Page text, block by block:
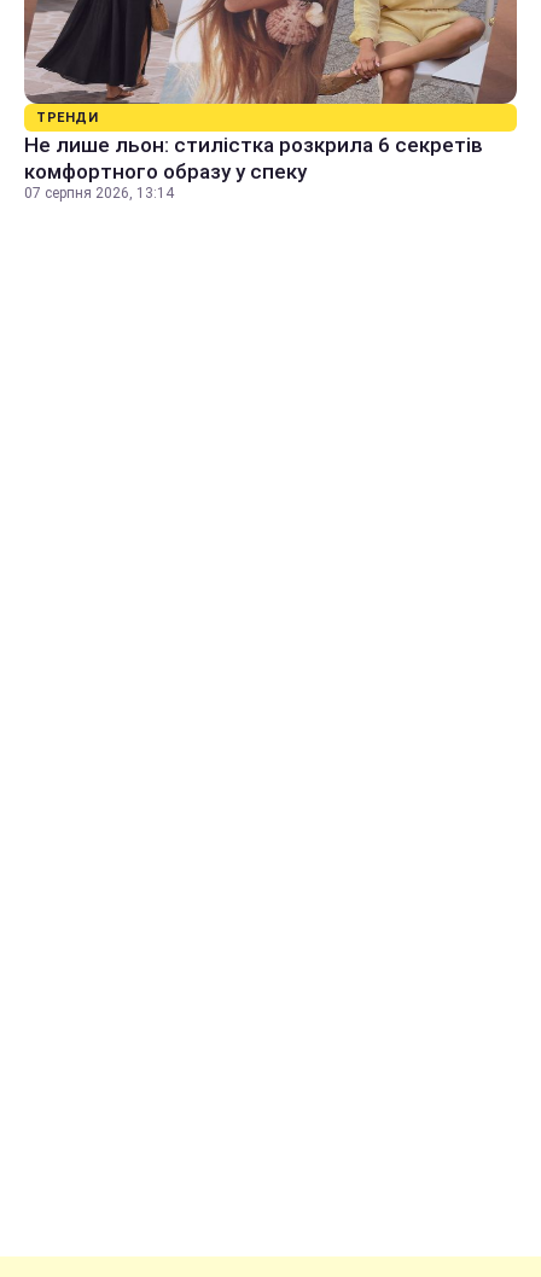
ТРЕНДИ
Не лише льон: стилістка розкрила 6 секретів
комфортного образу у спеку
07 серпня 2026, 13:14